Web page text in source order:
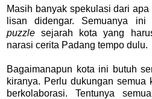
Masih banyak spekulasi dari
lisan didengar. Semuanya ini
puzzle sejarah kota yang
narasi cerita Padang tempo dulu.
Bagaimanapun kota ini butuh
kiranya. Perlu dukungan semua
berkolaborasi. Tentunya